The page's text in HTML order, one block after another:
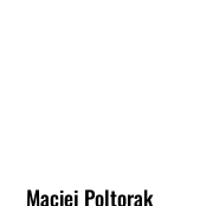
Maciej Poltorak